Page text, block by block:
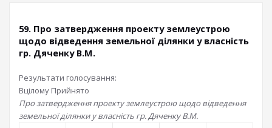
59. Про затвердження проекту землеустрою
щодо відведення земельної ділянки у власність
гр. Дяченку В.М.
Результати голосування:
Вцілому Прийнято
Про затвердження проекту землеустрою щодо відведення
земельної ділянки у власність гр. Дяченку В.М.